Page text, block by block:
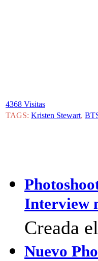
4368 Visitas
TAGS: Kristen Stewart,
Interview
Creada
Nuevo